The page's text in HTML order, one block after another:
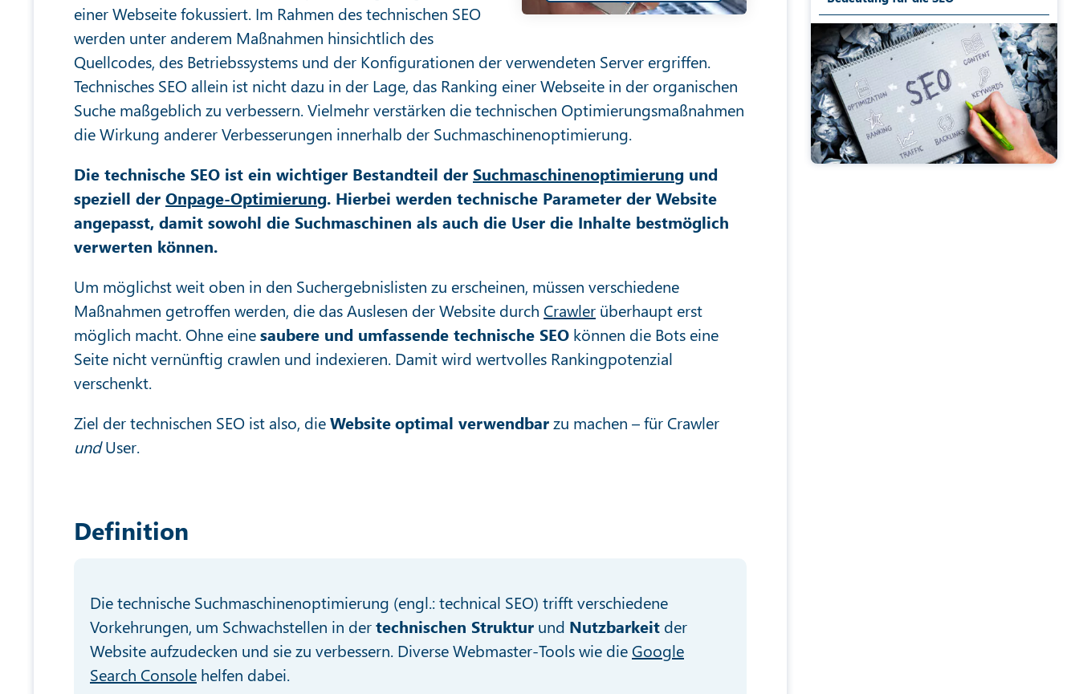
einer Webseite fokussiert. Im Rahmen des technischen SEO
werden unter anderem Maßnahmen hinsichtlich des
Quellcodes, des Betriebssystems und der Konfigurationen der verwendeten Server ergriffen.
Technisches SEO allein ist nicht dazu in der Lage, das Ranking einer Webseite in der organischen
Suche maßgeblich zu verbessern. Vielmehr verstärken die technischen Optimierungsmaßnahmen
die Wirkung anderer Verbesserungen innerhalb der Suchmaschinenoptimierung.
Die technische SEO ist ein wichtiger Bestandteil der Suchmaschinenoptimierung und
speziell der Onpage-Optimierung. Hierbei werden technische Parameter der Website
angepasst, damit sowohl die Suchmaschinen als auch die User die Inhalte bestmöglich
verwerten können.
Um möglichst weit oben in den Suchergebnislisten zu erscheinen, müssen verschiedene
Maßnahmen getroffen werden, die das Auslesen der Website durch Crawler überhaupt erst
möglich macht. Ohne einesaubere und umfassende technische SEO können die Bots eine
Seite nicht vernünftig crawlen und indexieren. Damit wird wertvolles Rankingpotenzial
verschenkt.
Ziel der technischen SEO ist also, dieWebsiteoptimal verwendbarzu machen – für Crawler
undUser.
Definition
Die technische Suchmaschinenoptimierung (engl.: technical SEO) trifft verschiedene
Vorkehrungen, um Schwachstellen in dertechnischen Struktur und Nutzbarkeit der
Website aufzudecken und sie zu verbessern. Diverse Webmaster-Tools wie die Google
Search Console helfen dabei.